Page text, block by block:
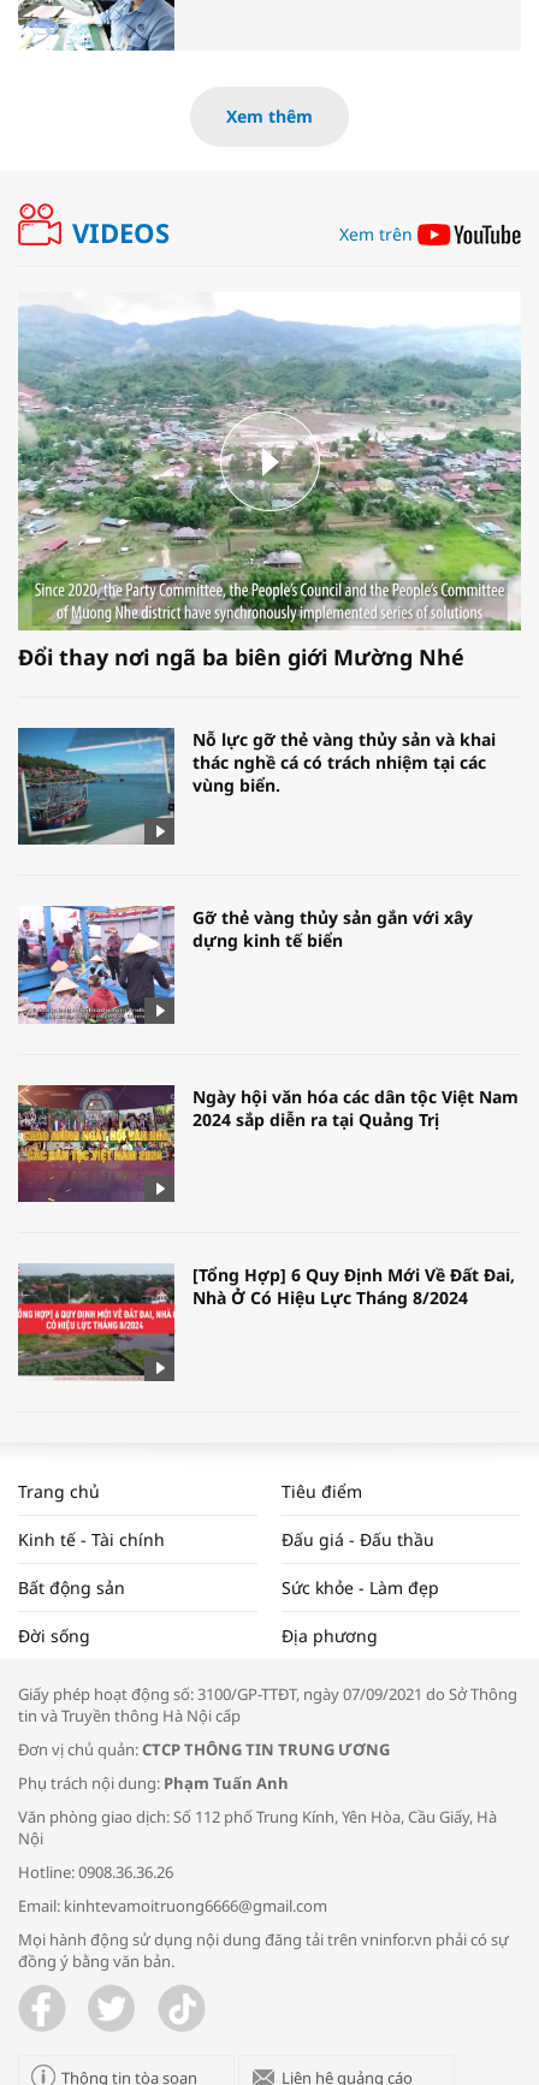
Xem thêm
VIDEOS Xem trên
Đổi thay nơi ngã ba biên giới Mường Nhé
Nỗ lực gỡ thẻ vàng thủy sản và khai
thác nghề cá có trách nhiệm tại các
vùng biển.
Gỡ thẻ vàng thủy sản gắn với xây
dựng kinh tế biển
Ngày hội văn hóa các dân tộc Việt Nam
2024 sắp diễn ra tại Quảng Trị
[Tổng Hợp] 6 Quy Định Mới Về Đất Đai,
Nhà Ở Có Hiệu Lực Tháng 8/2024
NAM NĂM 2024 VÀ NĂM 2025 | NHỊP
ĐẬP THỊ TRƯỜNG #62
Tọa đàm “Xúc tiến thương mại: Khơi
Bác sĩ tư vấn cách phòng tránh bệnh
đường hô hấp trong thời tiết giao mùa
Trao yêu thương cho em
Trang chủ Tiêu điểm
Kinh tế - Tài chính Đấu giá - Đấu thầu
Bất động sản Sức khỏe - Làm đẹp
Đời sống Địa phương
Giấy phép hoạt động số: 3100/GP-TTĐT, ngày 07/09/2021 do Sở Thông
tin và Truyền thông Hà Nội cấp
Đơn vị chủ quản:CTCP THÔNG TIN TRUNG ƯƠNG
Phụ trách nội dung: Phạm Tuấn Anh
Văn phòng giao dịch: Số 112 phố Trung Kính, Yên Hòa, Cầu Giấy, Hà
Nội
Hotline: 0908.36.36.26
Email: kinhtevamoitruong6666@gmail.com
Mọi hành động sử dụng nội dung đăng tải trên vninfor.vn phải có sự
đồng ý bằng văn bản.
Thông tin tòa soạn Liên hệ quảng cáo